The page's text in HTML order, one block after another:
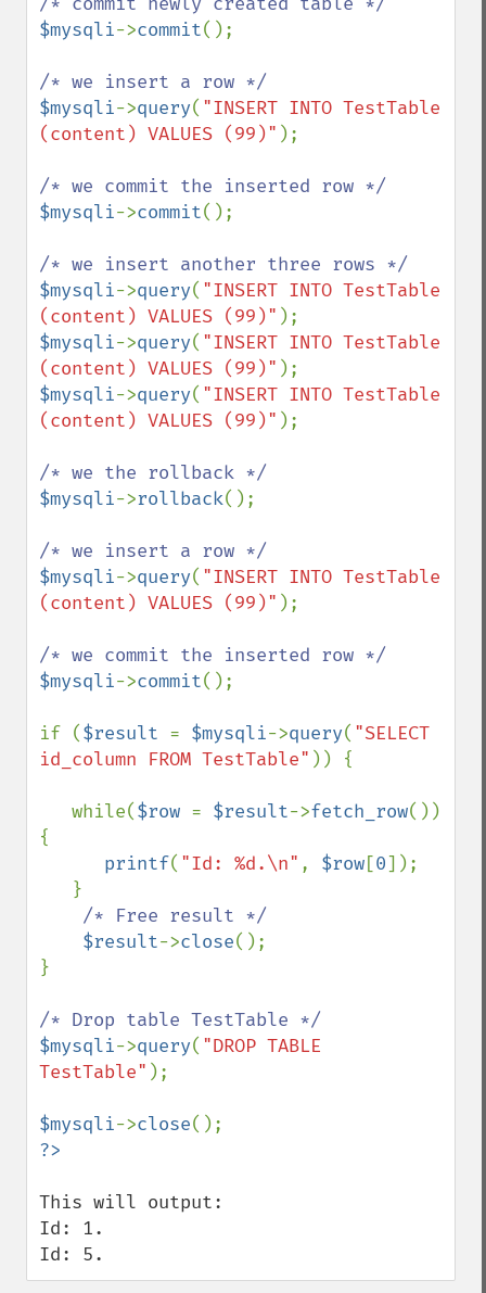
$mysqli->commit();
$mysqli->query( "INSERT INTO TestTable
(content) VALUES (99)" );
$mysqli->commit();
$mysqli->query( "INSERT INTO TestTable
(content) VALUES (99)"
$mysqli->query( "INSERT INTO TestTable
(content) VALUES (99)"
$mysqli->query( "INSERT INTO TestTable
(content) VALUES (99)" );
$mysqli->rollback();
$mysqli->query( "INSERT INTO TestTable
(content) VALUES (99)" );
$mysqli->commit();
if ($result = $mysqli->query( "SELECT
id_column FROM TestTable" )) {
   while(
$row = $result->fetch_row())
{
printf( "Id: %d.\n" , $row[0]);
/* Free result */
$result->close();
}
$mysqli->query( "DROP TABLE
TestTable" );
$mysqli->close
This will output:
Id: 1.
Id: 5.